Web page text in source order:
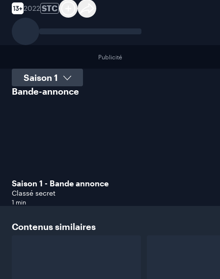
2022 STC
Publicité
Sélectionner une saison
Bande-annonce
Saison 1 - Bande annonce
Classé secret
1 min
Contenussimilaires